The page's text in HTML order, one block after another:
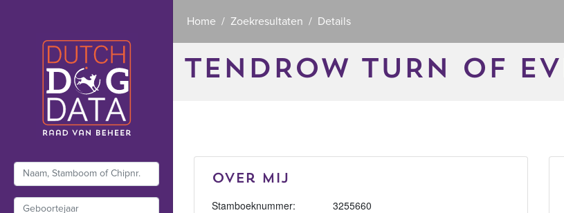
Home Zoekresultaten Details
TENDROW TURN OF
Over mij
Stamboeknummer:
3255660